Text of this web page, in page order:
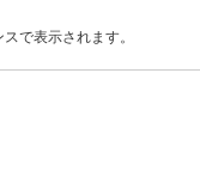
で表示されます。